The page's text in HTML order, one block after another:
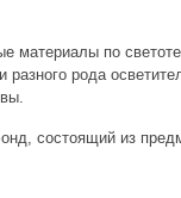
материалы по
рода
состоящий из